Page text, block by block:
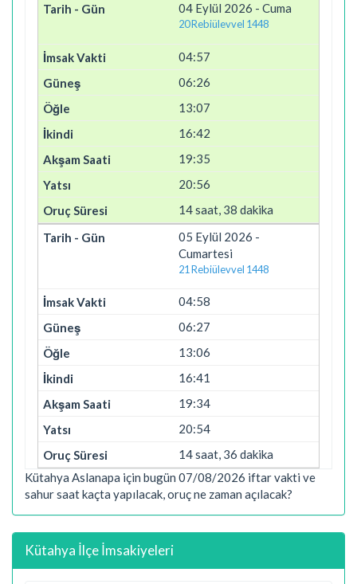
04 Eylül 2026 - Cuma
20 Rebiülevvel 1448
04:57
06:26
13:07
16:42
19:35
20:56
14 saat, 38 dakika
05 Eylül 2026 -
Cumartesi
21 Rebiülevvel 1448
04:58
06:27
13:06
16:41
19:34
20:54
14 saat, 36 dakika
Kütahya Aslanapa için bugün 07/08/2026 iftar vakti ve
sahur saat kaçta yapılacak, oruç ne zaman açılacak?
Kütahya İlçe İmsakiyeleri